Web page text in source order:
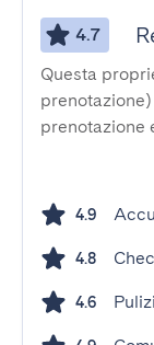
4.7
Questa
prenotazione
4.9
4.8
4.6